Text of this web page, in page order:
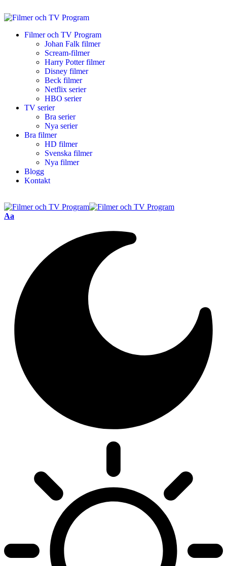
Filmer och TV Program
Johan Falk filmer
Scream-filmer
Harry Potter filmer
Disney filmer
Beck filmer
Netflix serier
HBO serier
TV serier
Bra serier
Nya serier
Bra filmer
HD filmer
Svenska filmer
Nya filmer
Blogg
Kontakt
Aa